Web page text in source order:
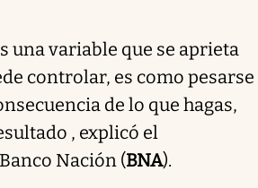
una variable que se aprieta
controlar, es como pesarse
de lo que hagas,
, explicó el
Nación (BNA).